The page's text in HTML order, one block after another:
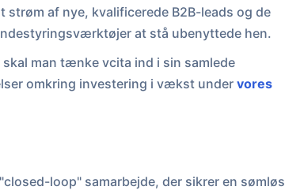
af nye, kvalificerede B2B-leads og de
at stå ubenyttede hen.
man tænke vcita ind i sin samlede
omkring investering i vækst undervores
loop" samarbejde, der sikrer en sømløs